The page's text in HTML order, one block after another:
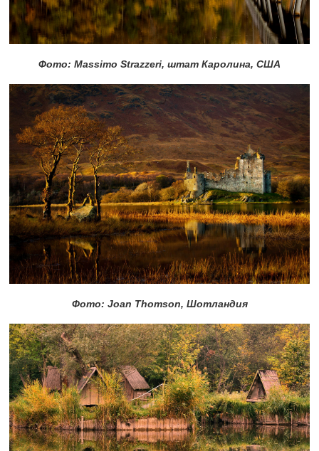
Фото: Massimo Strazzeri, штат Каролина, США
Фото: Joan Thomson, Шотландия